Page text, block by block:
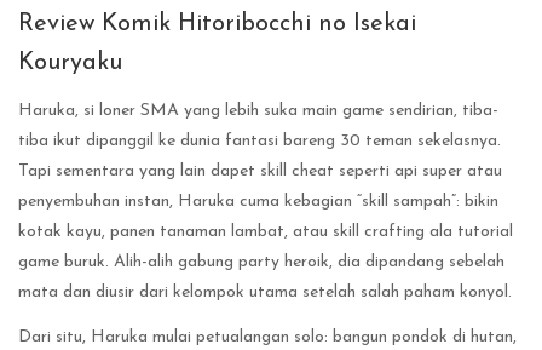
Review Komik Hitoribocchi no Isekai
Kouryaku
Haruka, si loner SMA yang lebih suka main game sendirian, tiba-
tiba ikut dipanggil ke dunia fantasi bareng 30 teman sekelasnya.
Tapi sementara yang lain dapet skill cheat seperti api super atau
penyembuhan instan, Haruka cuma kebagian “skill sampah”: bikin
kotak kayu, panen tanaman lambat, atau skill crafting ala tutorial
game buruk. Alih-alih gabung party heroik, dia dipandang sebelah
mata dan diusir dari kelompok utama setelah salah paham konyol.
Dari situ, Haruka mulai petualangan solo: bangun pondok di hutan,